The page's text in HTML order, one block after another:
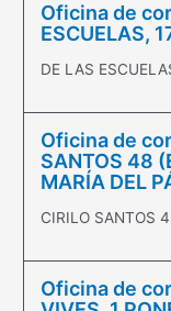
Oficina de
ESCUELAS,
DE LAS
Oficina de
SANTOS 48
MARÍA DEL
CIRILO SANTOS
Oficina de